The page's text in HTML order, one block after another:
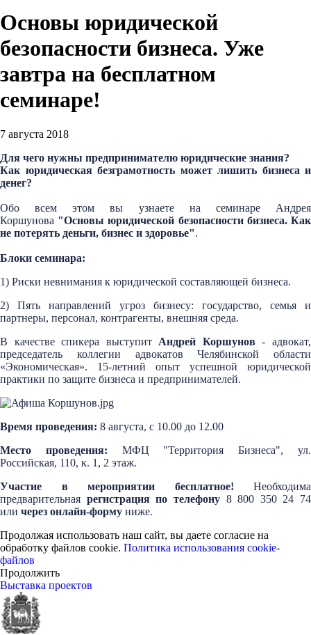
Основы юридической
безопасности бизнеса. Уже
завтра на бесплатном
семинаре!
7 августа 2018
Для чего нужны предпринимателю юридические знания?
Как юридическая безграмотность может лишить бизнеса и
денег?
Обо всем этом вы узнаете на семинаре Андрея
Коршунова "Основы юридической безопасности бизнеса. Как
не потерять деньги, бизнес и здоровье".
Блоки семинара:
1) Риски невнимания к юридической составляющей бизнеса.
2) Пять направлений угроз бизнесу: государство, семья и
партнеры, персонал, контрагенты, внешняя среда.
В качестве спикера выступит Андрей Коршунов - адвокат,
председатель коллегии адвокатов Челябинской области
«Экономическая». 15-летний опыт успешной юридической
практики по защите бизнеса и предпринимателей.
Время проведения: 8 августа, с 10.00 до 12.00
Место проведения: МФЦ "Территория Бизнеса", ул.
Российская, 110, к. 1, 2 этаж.
Участие в мероприятии бесплатное! Необходима
предварительная регистрация по телефону8 800 350 24 74
или через онлайн-форму ниже.
Продолжая использовать наш сайт, вы даете согласие на
обработку файлов cookie. Политика использования cookie-
файлов
Продолжить
Выставка проектов